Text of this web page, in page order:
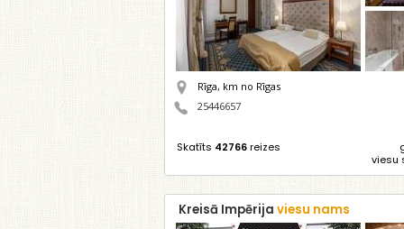
Rīga, km no Rīgas
25446657
Skatīts 42766reizes
viesu
Kreisā Impērija viesu nams